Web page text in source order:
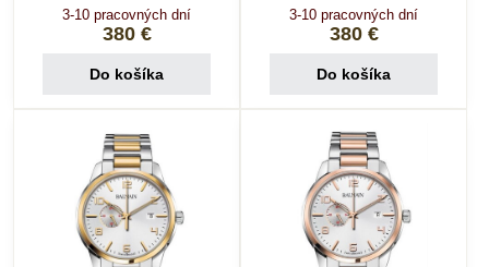
3-10 pracovných dní
380 €
Do košíka
3-10 pracovných dní
380 €
Do košíka